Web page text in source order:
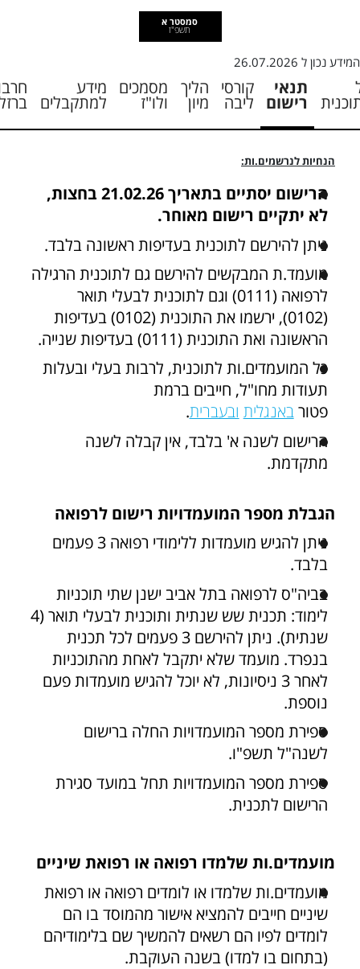
סמסטר א
תשפ"ז
המידע נכון ל 26.07.2026
תנאי
רישום
קורסי
ליבה
הליך
מיון
מסמכים
ולו"ז
מידע
למתקבלים
הנחיות לנרשמים.ות:
הרישום יסתיים בתאריך 21.02.26 בחצות,
לא יתקיים רישום מאוחר.
ניתן להירשם לתוכנית בעדיפות ראשונה בלבד.
מועמד.ת המבקשים להירשם גם לתוכנית הרגילה
לרפואה (0111) וגם לתוכנית לבעלי תואר
(0102), ירשמו את התוכנית (0102) בעדיפות
הראשונה ואת התוכנית (0111) בעדיפות שנייה.
כל המועמדים.ות לתוכנית, לרבות בעלי ובעלות
תעודות מחו"ל, חייבים ברמת
פטורבאנגלית ובעברית.
הרישום לשנה א' בלבד, אין קבלה לשנה
מתקדמת.
הגבלת מספר המועמדויות רישום לרפואה
ניתן להגיש מועמדות ללימודי רפואה 3 פעמים
בלבד.
בביה"ס לרפואה בתל אביב ישנן שתי תוכניות
לימוד: תכנית שש שנתית ותוכנית לבעלי תואר (4
שנתית). ניתן להירשם 3 פעמים לכל תכנית
בנפרד. מועמד שלא יתקבל לאחת מהתוכניות
לאחר 3 ניסיונות, לא יוכל להגיש מועמדות פעם
נוספת.
ספירת מספר המועמדויות החלה ברישום
לשנה"ל תשפ"ו.
ספירת מספר המועמדויות תחל במועד סגירת
הרישום לתכנית.
מועמדים.ות שלמדו רפואה או רפואת שיניים
מועמדים.ות שלמדו או לומדים רפואה או רפואת
שיניים חייבים להמציא אישור מהמוסד בו הם
לומדים לפיו הם רשאים להמשיך שם בלימודיהם
(בתחום בו למדו) בשנה העוקבת.